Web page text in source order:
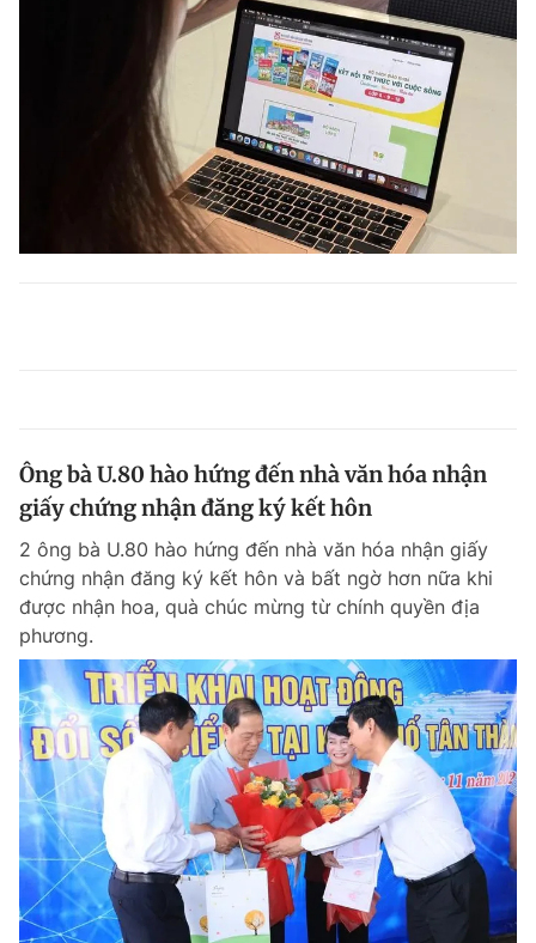
Ông bà U.80 hào hứng đến nhà văn hóa nhận
giấy chứng nhận đăng ký kết hôn
2 ông bà U.80 hào hứng đến nhà văn hóa nhận giấy
chứng nhận đăng ký kết hôn và bất ngờ hơn nữa khi
được nhận hoa, quà chúc mừng từ chính quyền địa
phương.